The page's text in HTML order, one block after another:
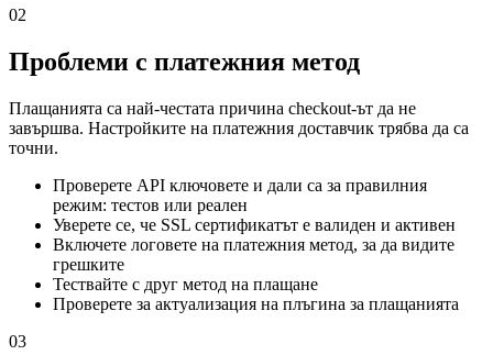
02
Проблеми с платежния метод
Плащанията са най-честата причина checkout-ът да не
завършва. Настройките на платежния доставчик трябва да са
точни.
Проверете API ключовете и дали са за правилния
режим: тестов или реален
Уверете се, че SSL сертификатът е валиден и активен
Включете логовете на платежния метод, за да видите
грешките
Тествайте с друг метод на плащане
Проверете за актуализация на плъгина за плащанията
03